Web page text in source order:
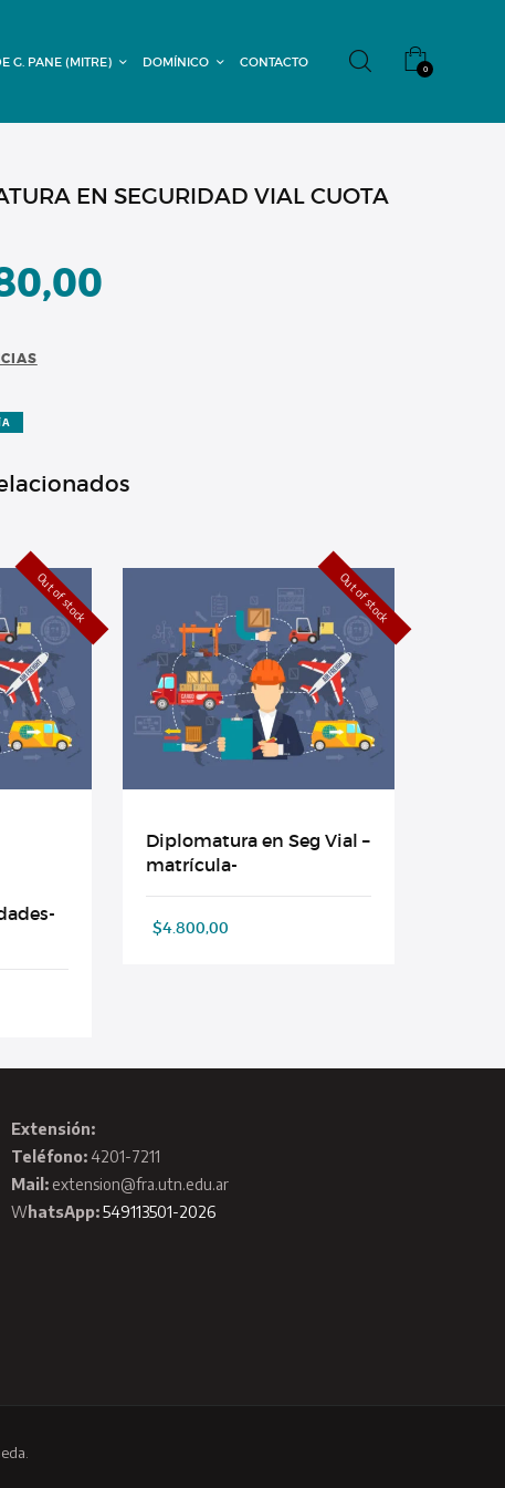
G. PANE (MITRE) DOMÍNICO CONTACTO 0
EN SEGURIDAD VIAL CUOTA
Out of stock Out of stock
Diplomatura en Seg Vial –
matrícula-
$4.800,00
Extensión:
Teléfono:4201-7211
Mail:extension@fra.utn.edu.ar
WhatsApp:549113501-2026